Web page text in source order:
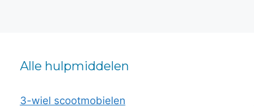
Alle hulpmiddelen
3-wiel scootmobielen